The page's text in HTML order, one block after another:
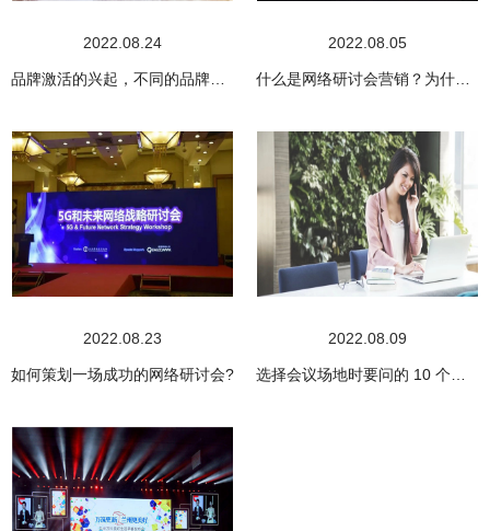
2022.08.24 2022.08.05
2022.08.23
如何策划一场成功的网络研讨会?
2022.08.09